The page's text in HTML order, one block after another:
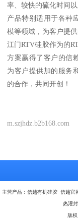
率、较快的硫化时间
产品特别适用于各种
模等领域，为客户提供
江门RTV硅胶作为的
方案赢得了客户的信
为客户提供加的服务
的合作，共同开创！
m.szjhdz.b2b168.com
主营产品：信越有机硅胶 信越
热灌
版